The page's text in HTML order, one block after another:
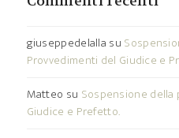
giuseppedelalla su
Provvedimenti del Giudice e
Matteo su Sospensione
Giudice e Prefetto.